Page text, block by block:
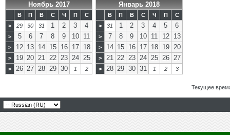
Ноябрь 2017
В П В С Ч П
С
>
29 30 31 1 2 3 4
> 5 6 7 8 9 10 11
> 12 13 14 15 16 17 18
> 19 20 21 22 23 24 25
> 26 27 28 29 30 1 2
Январь 2018
В П В С Ч П
С
>
31 1 2 3 4 5 6
> 7 8 9 10 11 12 13
> 14 15 16 17 18 19 20
> 21 22 23 24 25 26 27
> 28 29 30 31 1 2 3
Текущее